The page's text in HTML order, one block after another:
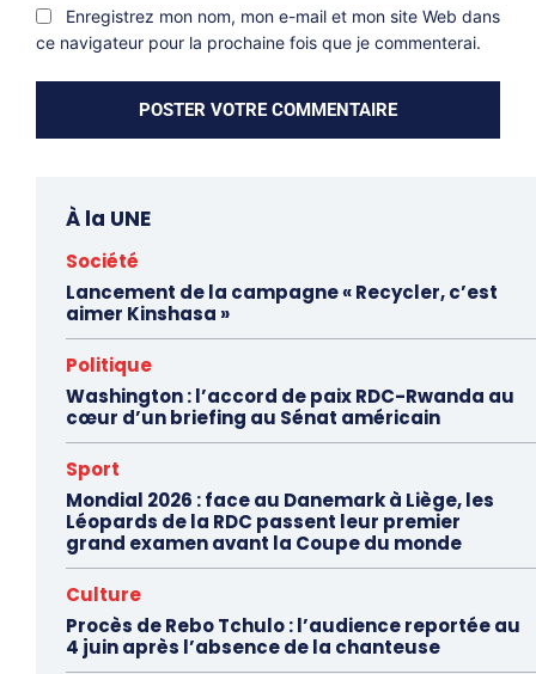
Enregistrez mon nom, mon e-mail et mon site Web dans
ce navigateur pour la prochaine fois que je commenterai.
À la UNE
Société
Lancement de la campagne « Recycler, c’est
aimer Kinshasa »
Politique
Washington : l’accord de paix RDC-Rwanda au
cœur d’un briefing au Sénat américain
Sport
Mondial 2026 : face au Danemark à Liège, les
Léopards de la RDC passent leur premier
grand examen avant la Coupe du monde
Culture
Procès de Rebo Tchulo : l’audience reportée au
4 juin après l’absence de la chanteuse